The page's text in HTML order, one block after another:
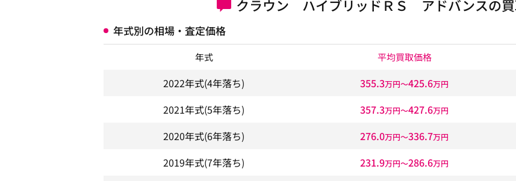
クラウン ハイブリッドＲＳ アドバンスの買
年式別の相場・査定価格
年式 平均買取価格
2022年式(4年落ち) 355.3万円〜425.6万円
2021年式(5年落ち) 357.3万円〜427.6万円
2020年式(6年落ち) 276.0万円〜336.7万円
2019年式(7年落ち) 231.9万円〜286.6万円